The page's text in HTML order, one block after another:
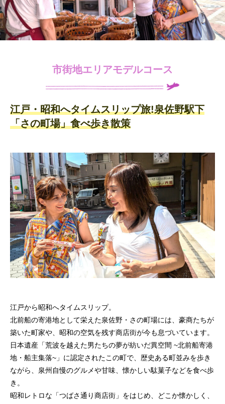
市街地エリアモデルコース
江戸・昭和へタイムスリップ旅!泉佐野駅下
「さの町場」食べ歩き散策
江戸から昭和へタイムスリップ。
北前船の寄港地として栄えた泉佐野・さの町場には、豪商たちが
築いた町家や、昭和の空気を残す商店街が今も息づいています。
日本遺産「荒波を越えた男たちの夢が紡いだ異空間 ~北前船寄港
地・船主集落~」に認定されたこの町で、歴史ある町並みを歩き
ながら、泉州自慢のグルメや甘味、懐かしい駄菓子などを食べ歩
き。
昭和レトロな「つばさ通り商店街」をはじめ、どこか懐かしく、